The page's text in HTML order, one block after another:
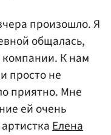
произошло. Я
общалась,
К нам
просто не
приятно. Мне
ей очень
Елена